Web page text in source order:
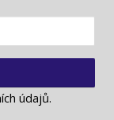
údajů.